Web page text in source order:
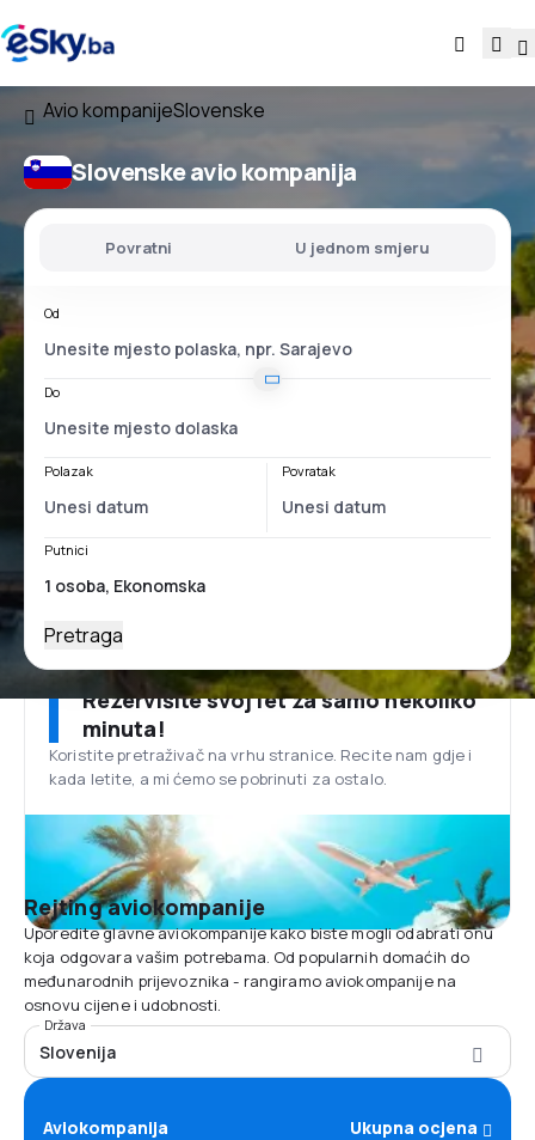
Avio kompanijeSlovenske
Slovenske avio kompanija
Povratni U jednom smjeru
Od
Do
Polazak Povratak
Putnici
Pretraga
Rezervišite svoj let za samo nekoliko
minuta!
Koristite pretraživač na vrhu stranice. Recite nam gdje i
kada letite, a mi ćemo se pobrinuti za ostalo.
Rejting aviokompanije
Uporedite glavne aviokompanije kako biste mogli odabrati onu
koja odgovara vašim potrebama. Od popularnih domaćih do
međunarodnih prijevoznika - rangiramo aviokompanije na
osnovu cijene i udobnosti.
Država
Slovenija
Aviokompanija Ukupna ocjena